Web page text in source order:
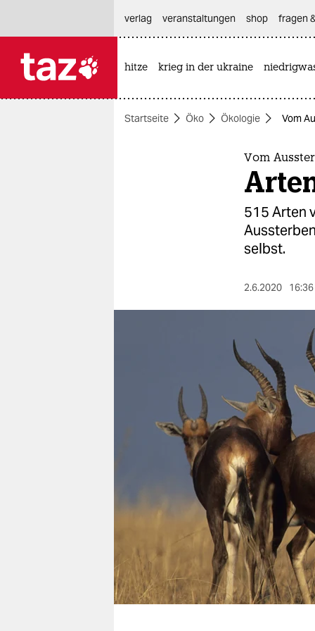
themen
veranstaltungen
unterstützen
abo
genossenschaft
verlag
veranstaltungen shop fragen
hitze krieg in der ukraine
Startseite Öko Ökologie Vom
Vom
515 Arten
selbst.
2.6.2020